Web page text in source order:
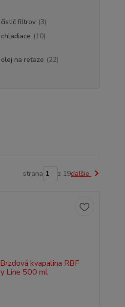
čistič filtrov (3)
chladiace (10)
olej na reťaze (22)
strana z 19ďalšie